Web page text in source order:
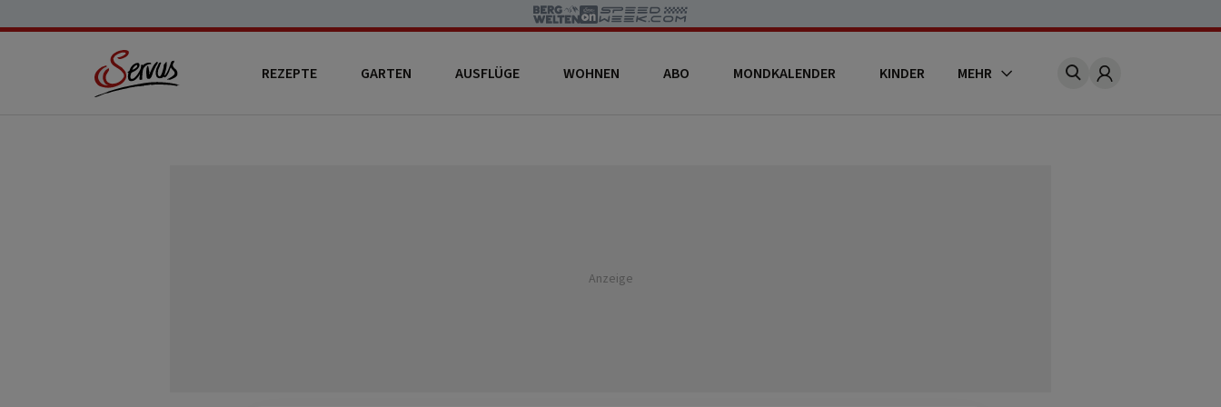
REZEPTE GARTEN AUSFLÜGE WOHNEN ABO MONDKALENDER KINDER MEHR Account
Anzeige